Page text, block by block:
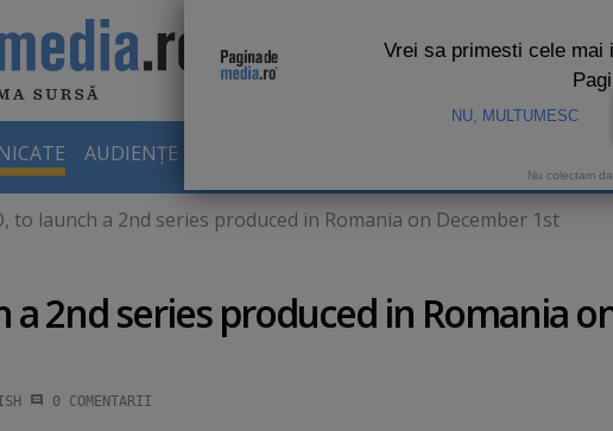
AUDIENȚE TV
to launch a 2nd series produced in Romania on December 1st
a 2nd series produced in Romania
0 COMENTARII
Vrei sa primesti cele mai
NU, MULTUMESC
Nu colectam